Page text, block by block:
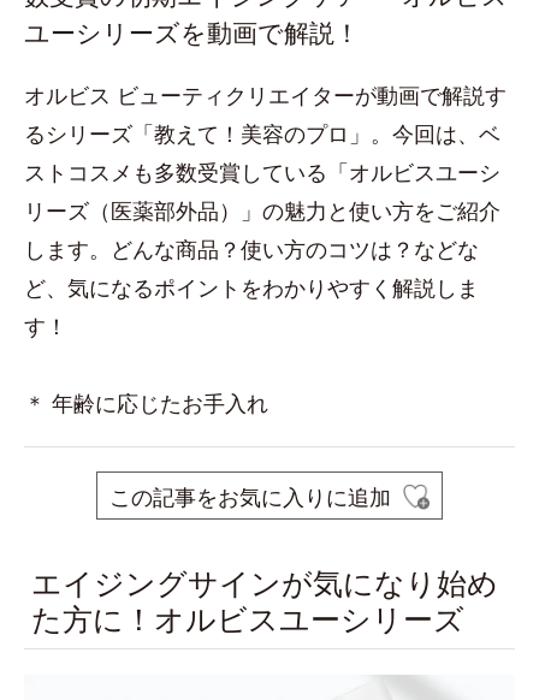
ユーシリーズを動画で解説！
オルビス ビューティクリエイターが動画で解説す
るシリーズ「教えて！美容のプロ」。今回は、ベ
ストコスメも多数受賞している「オルビスユーシ
リーズ（医薬部外品）」の魅力と使い方をご紹介
します。どんな商品？使い方のコツは？などな
ど、気になるポイントをわかりやすく解説しま
す！
＊ 年齢に応じたお手入れ
この記事をお気に入りに追加
エイジングサインが気になり始め
た方に！オルビスユーシリーズ